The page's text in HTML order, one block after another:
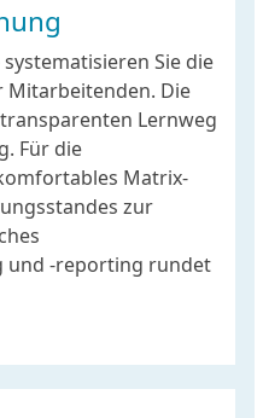
Sie die
Die
Lernweg
Für die
Matrix-
zur
und -reporting rundet